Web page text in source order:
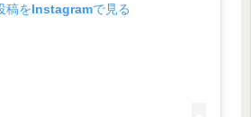
稿をInstagramで見る